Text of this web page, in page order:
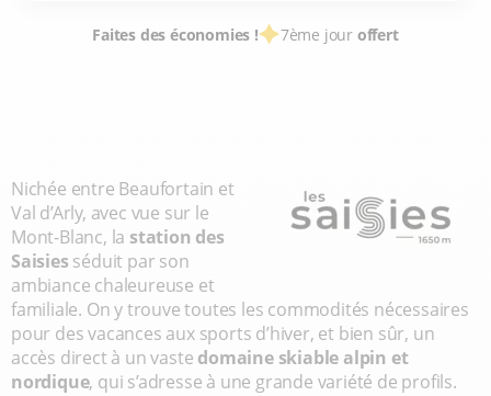
Faites des économies ! 7ème jour offert
Nichée entre Beaufortain et
Val d’Arly, avec vue sur le
Mont-Blanc, la station des
Saisies séduit par son
ambiance chaleureuse et
familiale. On y trouve toutes les commodités nécessaires
pour des vacances aux sports d’hiver, et bien sûr, un
accès direct à un vaste domaine skiable alpin et
nordique, qui s’adresse à une grande variété de profils.